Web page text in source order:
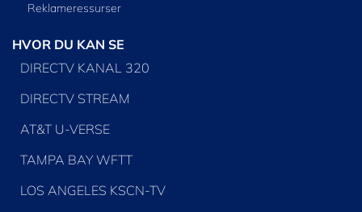
Reklameressurser
HVOR DU KAN SE
DIRECTV KANAL 320
DIRECTV STREAM
AT&T U-VERSE
TAMPA BAY WFTT
LOS ANGELES KSCN-TV